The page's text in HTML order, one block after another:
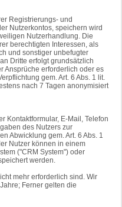
Registrierungs- und
Nutzerkontos, speichern wird
Nutzerhandlung. Die
berechtigten Interessen, als
und sonstiger unbefugter
Dritte erfolgt grundsätzlich
Ansprüche erforderlich oder es
gem. Art. 6 Abs. 1 lit.
nach 7 Tagen anonymisiert
Kontaktformular, E-Mail, Telefon
des Nutzers zur
Abwicklung gem. Art. 6 Abs. 1
Nutzer können in einem
("CRM System") oder
werden.
mehr erforderlich sind. Wir
Ferner gelten die